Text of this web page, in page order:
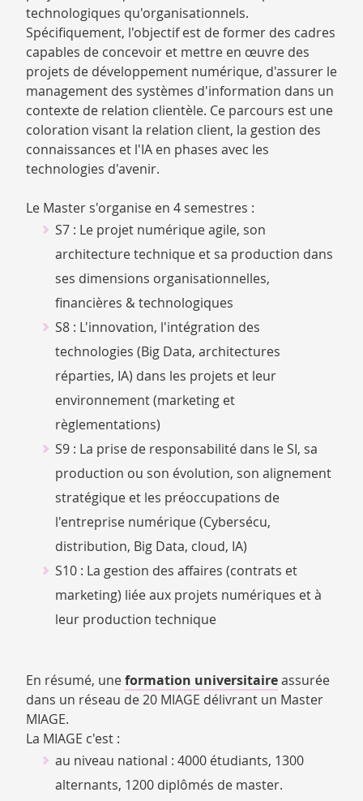
technologiques qu'organisationnels.
Spécifiquement, l'objectif est de former des cadres
capables de concevoir et mettre en œuvre des
projets de développement numérique, d'assurer le
management des systèmes d'information dans un
contexte de relation clientèle. Ce parcours est une
coloration visant la relation client, la gestion des
connaissances et l'IA en phases avec les
technologies d'avenir.
Le Master s'organise en 4 semestres :
S7 : Le projet numérique agile, son
architecture technique et sa production dans
ses dimensions organisationnelles,
financières & technologiques
S8 : L'innovation, l'intégration des
technologies (Big Data, architectures
réparties, IA) dans les projets et leur
environnement (marketing et
règlementations)
S9 : La prise de responsabilité dans le SI, sa
production ou son évolution, son alignement
stratégique et les préoccupations de
l'entreprise numérique (Cybersécu,
distribution, Big Data, cloud, IA)
S10 : La gestion des affaires (contrats et
marketing) liée aux projets numériques et à
leur production technique
En résumé, uneformation universitaireassurée
dans un réseau de 20 MIAGE délivrant un Master
MIAGE.
La MIAGE c'est :
au niveau national : 4000 étudiants, 1300
alternants, 1200 diplômés de master.